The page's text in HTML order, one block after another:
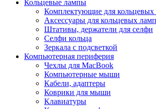
Кольцевые лампы
Комплектующие для кольцевых
Аксессуары для кольцевых ламп
Штативы, держатели для селфи
Селфи кольца
Зеркала с подсветкой
Компьютерная периферия
Чехлы для MacBook
Компьютерные мыши
Кабели, адаптеры
Коврики для мыши
Клавиатуры